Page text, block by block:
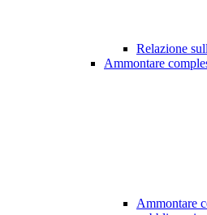
Relazione
Ammontare
Ammontare